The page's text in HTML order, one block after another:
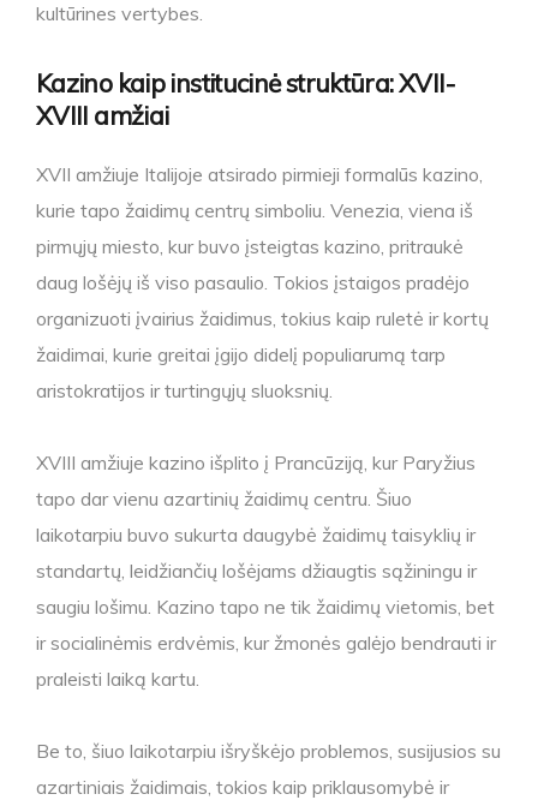
kultūrines vertybes.
Kazino kaip institucinė struktūra: XVII-
XVIII amžiai
XVII amžiuje Italijoje atsirado pirmieji formalūs kazino,
kurie tapo žaidimų centrų simboliu. Venezia, viena iš
pirmųjų miesto, kur buvo įsteigtas kazino, pritraukė
daug lošėjų iš viso pasaulio. Tokios įstaigos pradėjo
organizuoti įvairius žaidimus, tokius kaip ruletė ir kortų
žaidimai, kurie greitai įgijo didelį populiarumą tarp
aristokratijos ir turtingųjų sluoksnių.
XVIII amžiuje kazino išplito į Prancūziją, kur Paryžius
tapo dar vienu azartinių žaidimų centru. Šiuo
laikotarpiu buvo sukurta daugybė žaidimų taisyklių ir
standartų, leidžiančių lošėjams džiaugtis sąžiningu ir
saugiu lošimu. Kazino tapo ne tik žaidimų vietomis, bet
ir socialinėmis erdvėmis, kur žmonės galėjo bendrauti ir
praleisti laiką kartu.
Be to, šiuo laikotarpiu išryškėjo problemos, susijusios su
azartiniais žaidimais, tokios kaip priklausomybė ir